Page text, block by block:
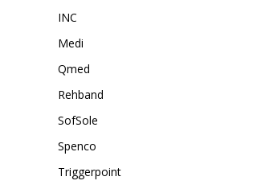
INC
Medi
Qmed
Rehband
SofSole
Spenco
Triggerpoint